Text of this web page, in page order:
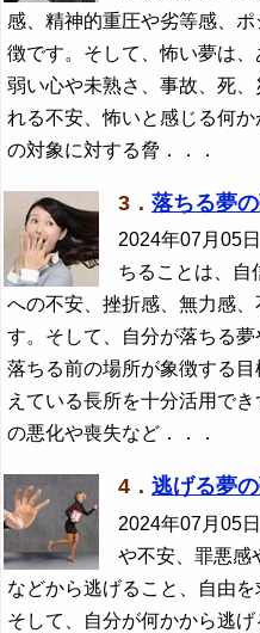
感、精神的重圧や劣等感、
徴です。そして、怖い夢は
弱い心や未熟さ、事故、死
れる不安、怖いと感じる何
の対象に対する脅．．．
3． 落ちる夢
2024年07月05日
ちることは、自
への不安、挫折感、無力感
す。そして、自分が落ちる夢
落ちる前の場所が象徴する
えている長所を十分活用で
の悪化や喪失など．．．
4． 逃げる夢
2024年07月05日
や不安、罪悪感
などから逃げること、自由
そして、自分が何かから逃